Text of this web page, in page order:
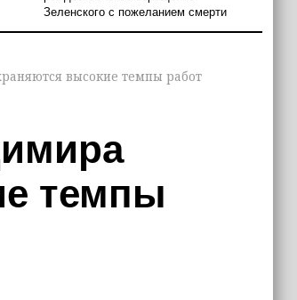
Зеленского с пожеланием смерти
высокие темпы работ
темпы